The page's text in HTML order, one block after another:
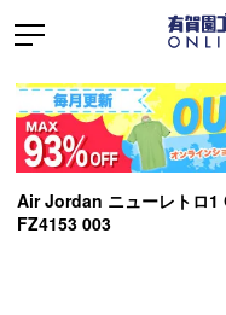
Air Jordan ニューレトロ
FZ4153 003